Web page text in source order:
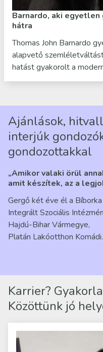
Barnardo, aki
hátra
Thomas John Barnardo
alapvető
hatást gyakorolt a
Ajánlások,
interjúk
gondozottakkal
„Amikor valaki örül
amit készítek, az a
Ribárszky Gergő
Gergő két éve él a Bíborka
Integrált Szociális
Hajdú-Bihar Vármegye,
Platán Lakóotthon Komádi
Karrier?
Közöttünk jó